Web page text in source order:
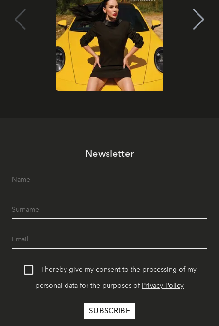
Newsletter
I hereby give my consent to the processing of my
personal data for the purposes of Privacy Policy